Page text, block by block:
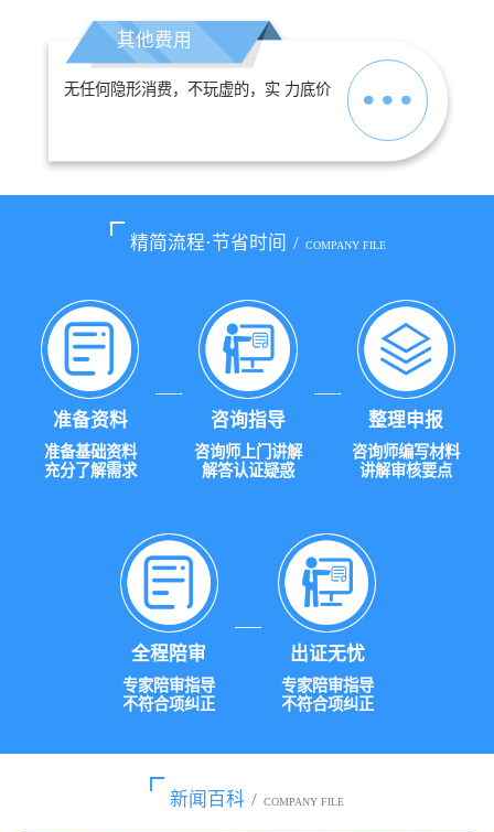
其他费用
无任何隐形消费，不玩虚的，实 力底价
精简流程·节省时间 / COMPANY FILE
准备资料
准备基础资料
充分了解需求
咨询指导
咨询师上门讲解
解答认证疑惑
整理申报
咨询师编写材料
讲解审核要点
全程陪审
专家陪审指导
不符合项纠正
出证无忧
专家陪审指导
不符合项纠正
新闻百科 / COMPANY FILE